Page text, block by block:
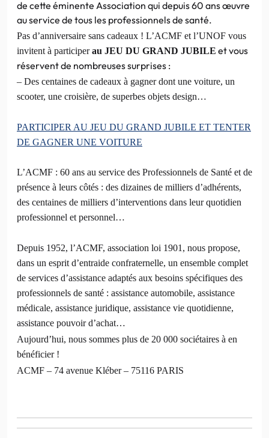
de cette éminente Association qui depuis 60 ans œuvre
au service de tous les professionnels de santé.
Pas d’anniversaire sans cadeaux ! L’ACMF et l’UNOF vous
invitent à participerau JEU DU GRAND JUBILE et vous
réservent de nombreuses surprises :
– Des centaines de cadeaux à gagner dont une voiture, un
scooter, une croisière, de superbes objets design…
PARTICIPER AU JEU DU GRAND JUBILE ET TENTER
DE GAGNER UNE VOITURE
L’ACMF : 60 ans au service des Professionnels de Santé et de
présence à leurs côtés : des dizaines de milliers d’adhérents,
des centaines de milliers d’interventions dans leur quotidien
professionnel et personnel…
Depuis 1952, l’ACMF, association loi 1901, nous propose,
dans un esprit d’entraide confraternelle, un ensemble complet
de services d’assistance adaptés aux besoins spécifiques des
professionnels de santé : assistance automobile, assistance
médicale, assistance juridique, assistance vie quotidienne,
assistance pouvoir d’achat…
Aujourd’hui, nous sommes plus de 20 000 sociétaires à en
bénéficier !
ACMF – 74 avenue Kléber – 75116 PARIS